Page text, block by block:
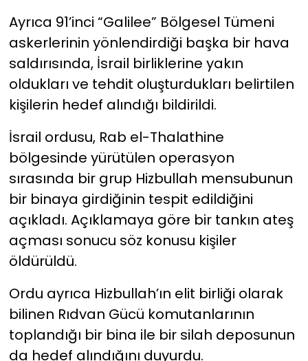
Ayrıca 91’inci “Galilee” Bölgesel Tümeni
askerlerinin yönlendirdiği başka bir hava
saldırısında, İsrail birliklerine yakın
oldukları ve tehdit oluşturdukları belirtilen
kişilerin hedef alındığı bildirildi.
İsrail ordusu, Rab el-Thalathine
bölgesinde yürütülen operasyon
sırasında bir grup Hizbullah mensubunun
bir binaya girdiğinin tespit edildiğini
açıkladı. Açıklamaya göre bir tankın ateş
açması sonucu söz konusu kişiler
öldürüldü.
Ordu ayrıca Hizbullah’ın elit birliği olarak
bilinen Rıdvan Gücü komutanlarının
toplandığı bir bina ile bir silah deposunun
da hedef alındığını duyurdu.